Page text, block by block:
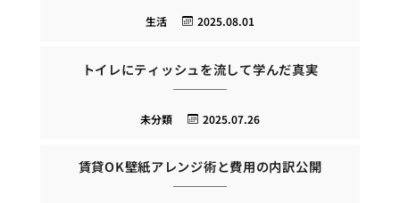
2025.08.01
生活
トイレにティッシュを流して学んだ真実
2025.07.26
未分類
賃貸OK壁紙アレンジ術と費用の内訳公開